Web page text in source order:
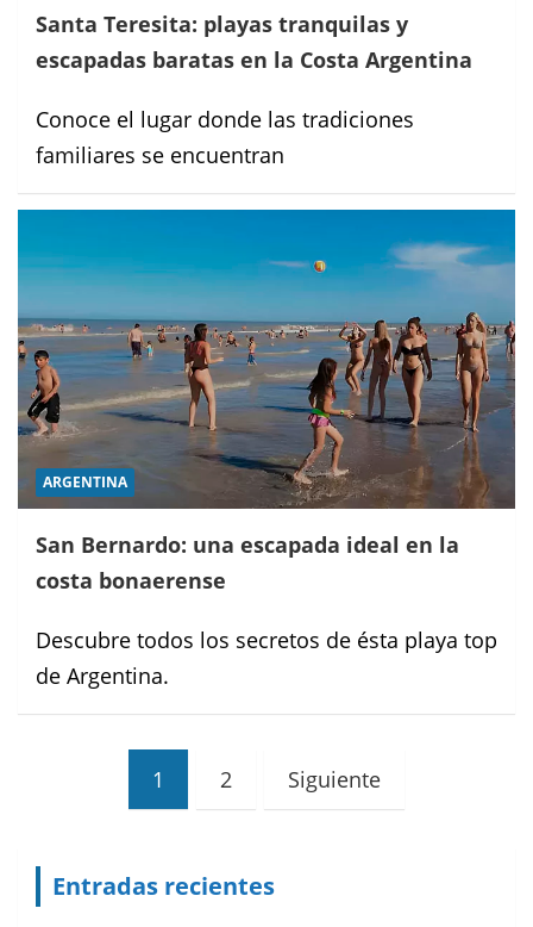
Santa Teresita: playas tranquilas y
escapadas baratas en la Costa Argentina
Conoce el lugar donde las tradiciones
familiares se encuentran
ARGENTINA
San Bernardo: una escapada ideal en la
costa bonaerense
Descubre todos los secretos de ésta playa top
de Argentina.
Paginación
entradas
1 2 Siguiente
Entradas recientes